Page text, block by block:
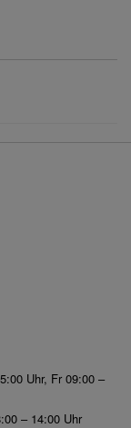
Uhr, Fr 09:00 –
– 14:00 Uhr